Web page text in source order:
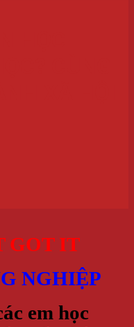
GOT IT
NGHIỆP
em học